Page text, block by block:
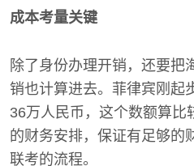
成本考量关键
除了身份办理开销，还要把
销也计算进去。菲律宾刚起
36万人民币，这个数额算比
的财务安排，保证有足够的
联考的流程。